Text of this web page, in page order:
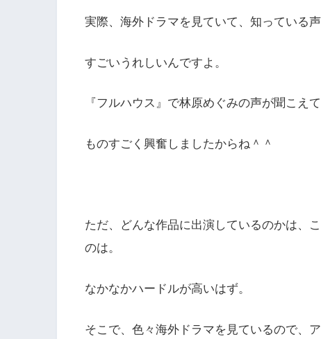
実際、海外ドラマを見ていて、知っている
すごいうれしいんですよ。
『フルハウス』で林原めぐみの声が聞こえ
ものすごく興奮しましたからね＾＾
ただ、どんな作品に出演しているのかは、
のは。
なかなかハードルが高いはず。
そこで、色々海外ドラマを見ているので、